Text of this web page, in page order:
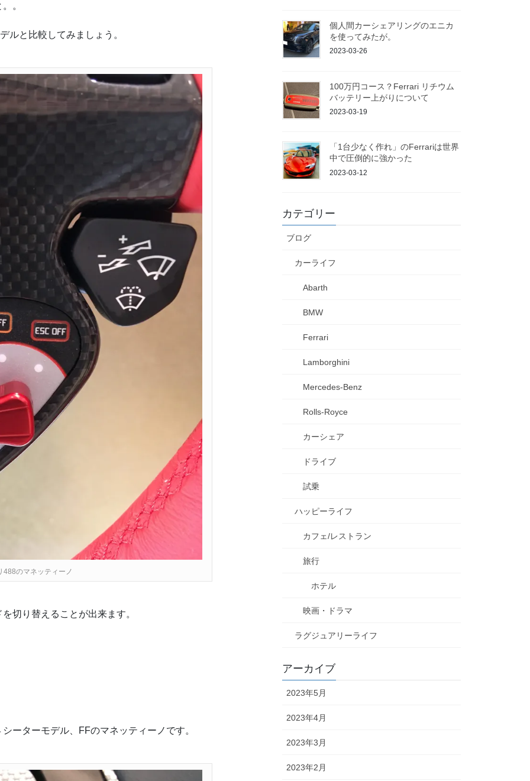
。
ルと比較してみましょう。
488のマネッティーノ
切り替えることが出来ます。
ーターモデル、FFのマネッティーノです。
個人間カーシェアリングのエニカ
を使ってみたが。
2023-03-26
100万円コース？Ferrari リチウム
バッテリー上がりについて
2023-03-19
「1台少なく作れ」のFerrariは世界
中で圧倒的に強かった
2023-03-12
カテゴリー
ブログ
カーライフ
Abarth
BMW
Ferrari
Lamborghini
Mercedes-Benz
Rolls-Royce
カーシェア
ドライブ
試乗
ハッピーライフ
カフェ/レストラン
旅行
ホテル
映画・ドラマ
ラグジュアリーライフ
アーカイブ
2023年5月
2023年4月
2023年3月
2023年2月